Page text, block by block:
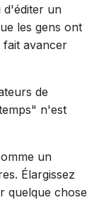
d'éditer un
les gens ont
fait avancer
de
n'est
un
Élargissez
quelque chose